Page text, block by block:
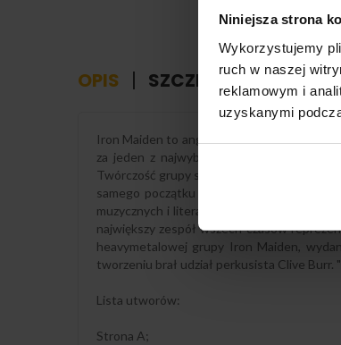
Niniejsza strona
Wykorzystujemy
ruch w naszej
reklamowym i
uzyskanymi
OPIS SZCZEGÓŁY
Iron Maiden to angielski zespół
za jeden z najwybitniejszych i
Twórczość grupy stanowiła wzorzec
samego początku działalności,
muzycznych i literaturze specjalistycznej
największy zespół wszech czasów
heavymetalowej grupy Iron Maiden,
tworzeniu brał udział perkusista Clive
Lista utworów:
Strona A;